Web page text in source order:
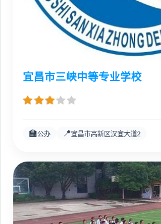
宜昌市三峡中等专业学校
🏫公办 📍宜昌市高新区汉宜大道2